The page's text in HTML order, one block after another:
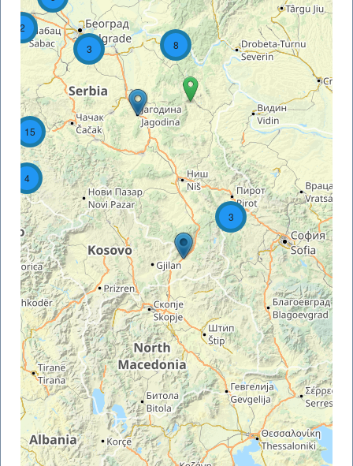
4
15
3
2
3 8